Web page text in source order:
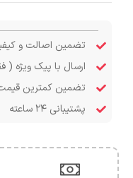
تضمین اصالت و
ارسال با پیک ویژه (
تضمین کمترین
پشتیبانی ۲۴ ساعته